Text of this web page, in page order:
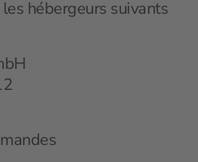
hébergeurs suivants